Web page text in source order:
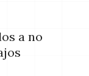
a no